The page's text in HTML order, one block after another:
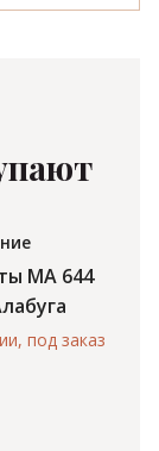
МА 644
под заказ